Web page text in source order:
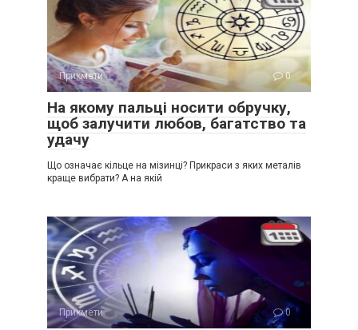
Прикмети 0
На якому пальці носити обручку,
щоб залучити любов, багатство та
удачу
Що означає кільце на мізинці? Прикраси з яких металів
краще вибрати? А на якій
Прикмети 0